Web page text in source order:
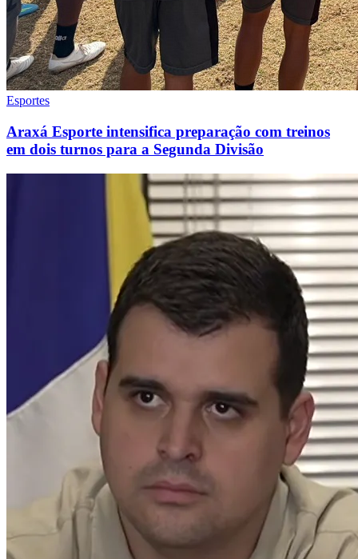
Esportes
Araxá Esporte intensifica preparação com treinos
em dois turnos para a Segunda Divisão